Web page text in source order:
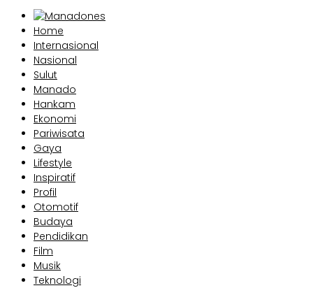
Home
Internasional
Nasional
Sulut
Manado
Hankam
Ekonomi
Pariwisata
Gaya
Lifestyle
Inspiratif
Profil
Otomotif
Budaya
Pendidikan
Film
Musik
Teknologi